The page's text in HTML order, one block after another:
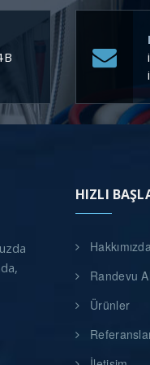
HIZLI
Hakkımızda
Randevu Al
Ürünler